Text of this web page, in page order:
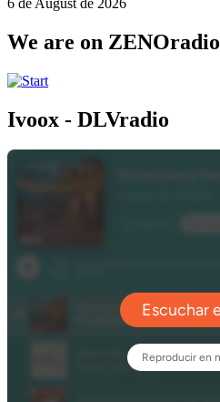
We are on ZENOradio
Ivoox - DLVradio